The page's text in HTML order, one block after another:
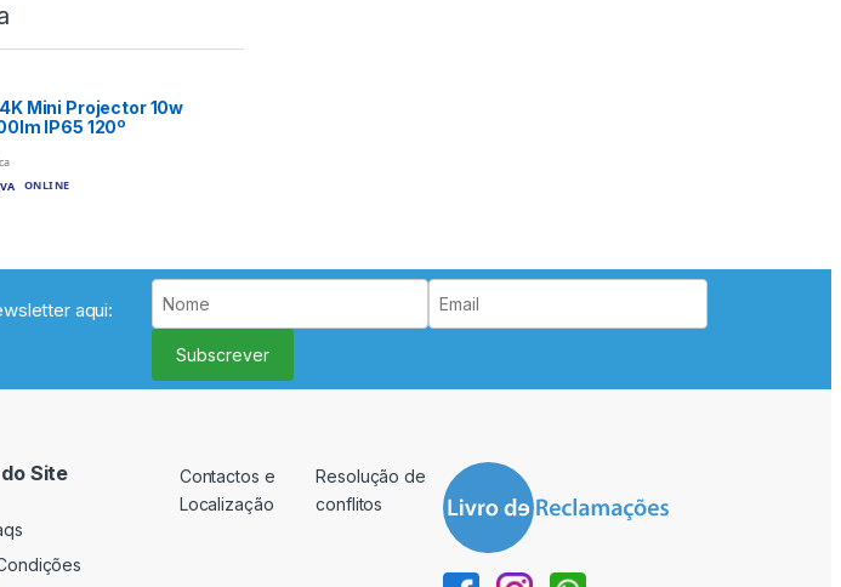
Mini Projector 10w
IP65 120º
ONLINE
aqui:
Subscrever
Site
Contactos e
Localização
Resolução de
conflitos